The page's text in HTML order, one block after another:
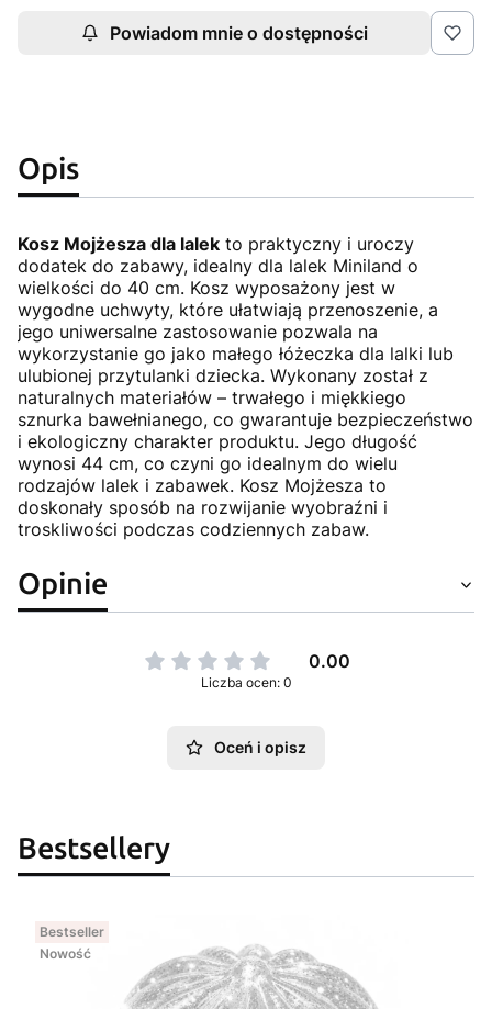
Powiadom mnie o dostępności
Opis
Kosz Mojżesza dla lalek to praktyczny i uroczy
dodatek do zabawy, idealny dla lalek Miniland o
wielkości do 40 cm. Kosz wyposażony jest w
wygodne uchwyty, które ułatwiają przenoszenie, a
jego uniwersalne zastosowanie pozwala na
wykorzystanie go jako małego łóżeczka dla lalki lub
ulubionej przytulanki dziecka. Wykonany został z
naturalnych materiałów – trwałego i miękkiego
sznurka bawełnianego, co gwarantuje bezpieczeństwo
i ekologiczny charakter produktu. Jego długość
wynosi 44 cm, co czyni go idealnym do wielu
rodzajów lalek i zabawek. Kosz Mojżesza to
doskonały sposób na rozwijanie wyobraźni i
troskliwości podczas codziennych zabaw.
Opinie
0.00
Liczba ocen: 0
Oceń i opisz
Bestsellery
Bestseller
Nowość